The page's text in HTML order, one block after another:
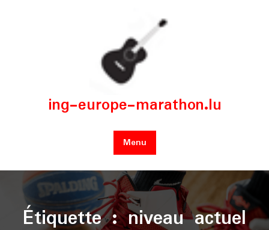
ing-europe-marathon.lu
Menu
Étiquette :niveau actuel